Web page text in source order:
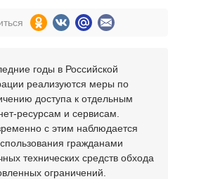
годы в Российской
реализуются меры по
доступа к отдельным
ресурсам и сервисам.
с этим наблюдается
гражданами
технических средств обхода
ограничений.